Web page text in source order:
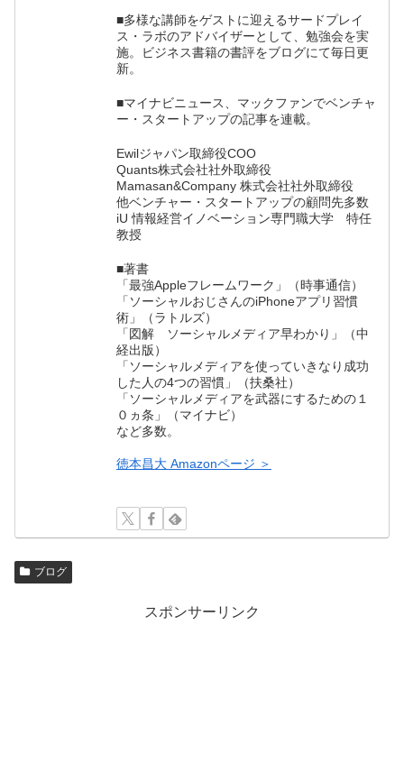
■多様な講師をゲストに迎えるサードプレイ
ス・ラボのアドバイザーとして、勉強会を実
施。ビジネス書籍の書評をブログにて毎日更
新。
■マイナビニュース、マックファンでベンチャ
ー・スタートアップの記事を連載。
Ewilジャパン取締役COO
Quants株式会社社外取締役
Mamasan&Company 株式会社社外取締役
他ベンチャー・スタートアップの顧問先多数
iU 情報経営イノベーション専門職大学 特任
教授
■著書
「最強Appleフレームワーク」（時事通信）
「ソーシャルおじさんのiPhoneアプリ習慣
術」（ラトルズ）
「図解 ソーシャルメディア早わかり」（中
経出版）
「ソーシャルメディアを使っていきなり成功
した人の4つの習慣」（扶桑社）
「ソーシャルメディアを武器にするための１
０ヵ条」（マイナビ）
など多数。
徳本昌大 Amazonページ ＞
ブログ
スポンサーリンク